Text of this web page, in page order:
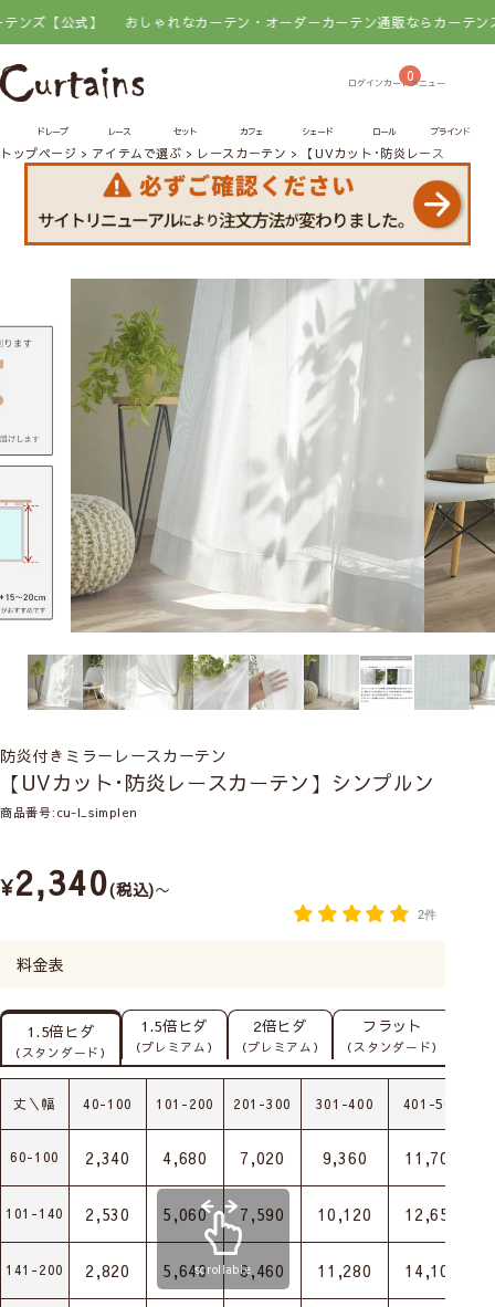
式】 おしゃれなカーテン・オーダーカーテン通販ならカーテンズ【公式
0
ドレープ レース セット カフェ シェード ロール ブラインド
トップページ アイテムで選ぶ レースカーテン 【UVカット･防炎レースカーテ
防炎付きミラーレースカーテン
【UVカット･防炎レースカーテン】シンプルン
商品番号 cu-l_simplen
¥2,340 税込 〜
2件
料金表
1.5倍ヒダ
（スタンダード）
1.5倍ヒダ
（プレミアム）
2倍ヒダ
（プレミアム）
フラット
（スタンダード）
丈＼幅 40-100 101-200 201-300 301-400 401-500
60-100 2,340 4,680 7,020 9,360 11,700
101-140 2,530 5,060 7,590 10,120 12,650
141-200 2,820 5,640 8,460 11,280 14,100
scrollable